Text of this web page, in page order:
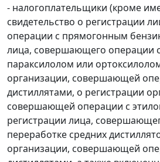
- налогоплательщики (кроме
свидетельство о регистрации
операции с прямогонным
лица, совершающего операции
параксилолом или
организации, совершающей
дистиллятами, о регистрации
совершающей операции с
регистрации лица,
переработке средних
организации, совершающей